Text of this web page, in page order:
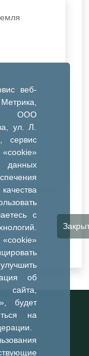
веб-
ООО
ул. Л.
сервис
с
об
сайта,
будет
на
на